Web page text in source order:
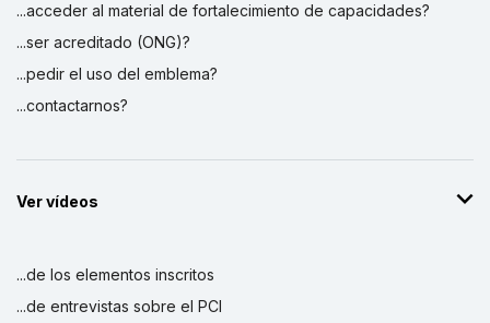
...acceder al material de fortalecimiento de capacidades?
...ser acreditado (ONG)?
...pedir el uso del emblema?
...contactarnos?
Ver vídeos
...de los elementos inscritos
...de entrevistas sobre el PCI